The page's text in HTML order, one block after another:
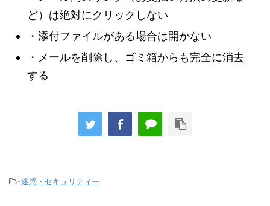
ど）は絶対にクリックしない
・添付ファイルがある場合は開かない
・メールを削除し、ゴミ箱からも完全に消去
する
-迷惑・セキュリティー